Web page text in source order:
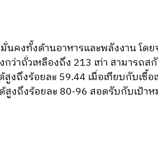
คงทั้งด้านอาหารและพลังงาน โด
าถั่วเหลืองถึง 213 เท่า สามารถ
งถึงร้อยละ 59.44 เมื่อเทียบกับเชื้
ถึงร้อยละ 80-96 สอดรับกับเป้าห